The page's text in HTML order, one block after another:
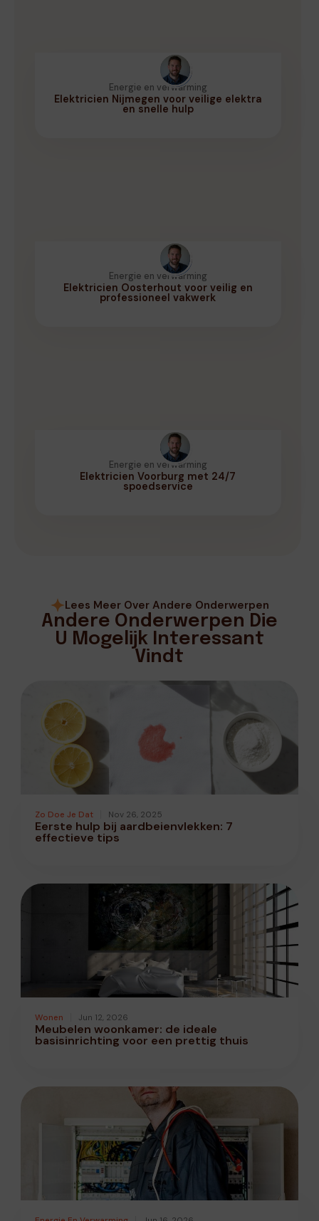
Energie en verwarming
Elektricien Nijmegen voor veilige elektra
en snelle hulp
Energie en verwarming
Elektricien Oosterhout voor veilig en
professioneel vakwerk
Energie en verwarming
Elektricien Voorburg met 24/7
spoedservice
Lees Meer Over Andere Onderwerpen
Andere Onderwerpen Die
U Mogelijk Interessant
Vindt
Zo Doe Je Dat Nov 26, 2025
Eerste hulp bij aardbeienvlekken: 7
effectieve tips
Wonen Jun 12, 2026
Meubelen woonkamer: de ideale
basisinrichting voor een prettig thuis